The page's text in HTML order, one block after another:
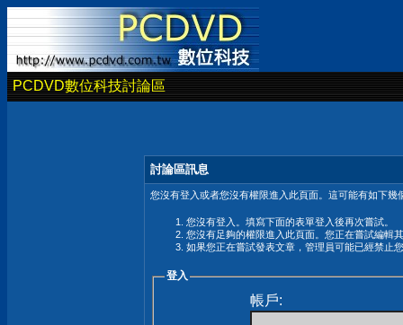
PCDVD數位科技討論區
討論區訊息
您沒有登入或者您沒有權限進入此頁面。這可能有如下幾
您沒有登入。填寫下面的表單登入後再次嘗試。
您沒有足夠的權限進入此頁面。您正在嘗試編輯
如果您正在嘗試發表文章，管理員可能已經禁止
登入
帳戶: